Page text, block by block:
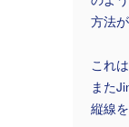
方法
これ
また
縦線